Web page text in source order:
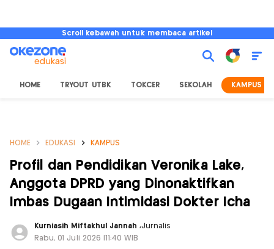
Scroll kebawah untuk membaca artikel
HOME TRYOUT UTBK TOKCER SEKOLAH KAMPUS
HOME EDUKASI KAMPUS
Profil dan Pendidikan Veronika Lake,
Anggota DPRD yang Dinonaktifkan
Imbas Dugaan Intimidasi Dokter Icha
Kurniasih Miftakhul Jannah,Jurnalis
Rabu, 01 Juli 2026 |11:40 WIB